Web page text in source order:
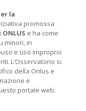
la
promossa
e ha come
minori, in
e uso improprio
L’Osservatorio si
della Onlus e
e
portale web.